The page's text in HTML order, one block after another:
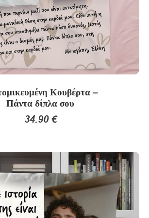
Κουβέρτα –
Πάντα δίπλα σου
34.90€
το
προϊόν
έχει
πολλαπλές
παραλλαγές.
Οι